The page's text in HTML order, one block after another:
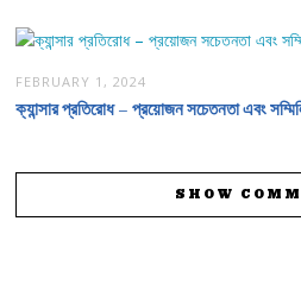
FEBRUARY 1, 2024
ক্যান্সার প্রতিরোধ – প্রয়োজন সচেতনতা এবং
SHOW